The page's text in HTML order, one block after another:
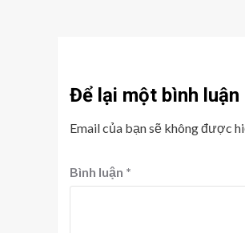
Để lại một bình luận
Email của bạn sẽ không được
Bình luận *